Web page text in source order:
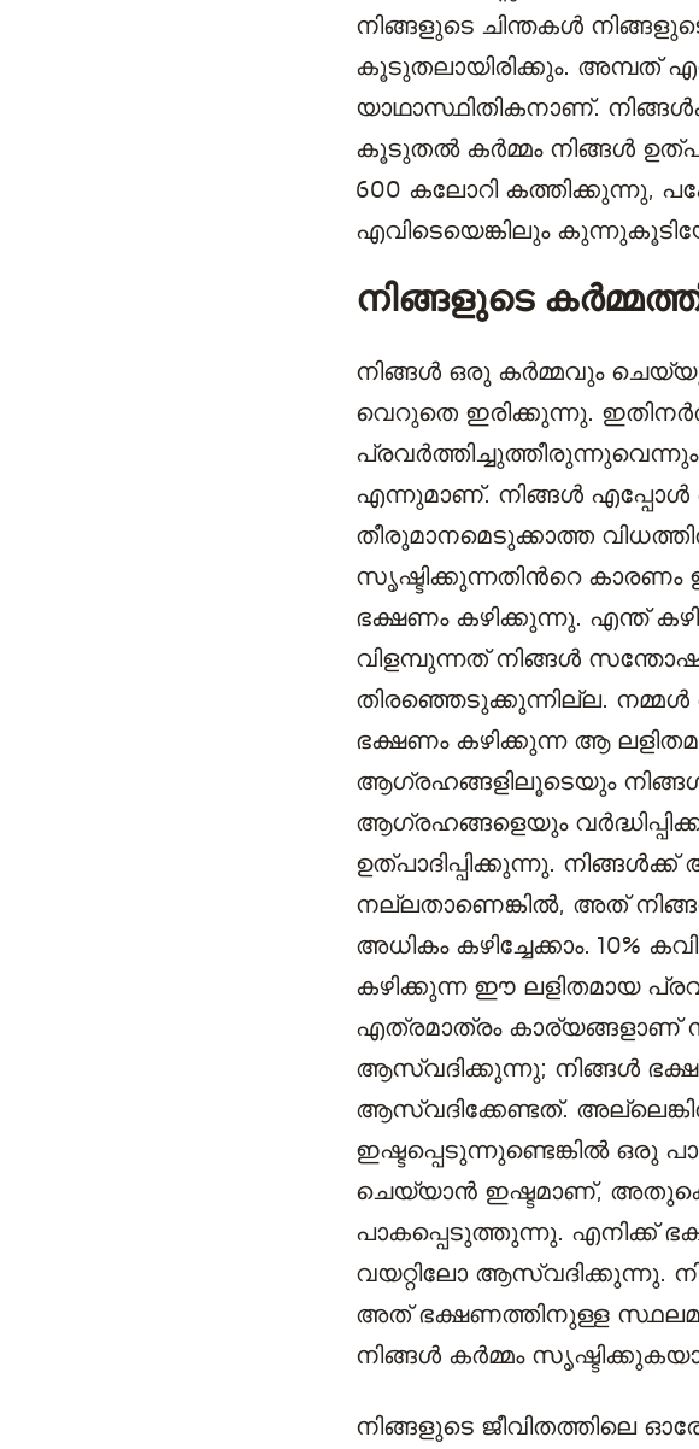
നിങ്ങളുടെ ചിന്തകൾ
കൂടുതലായിരിക്കും. അമ്പത്
യാഥാസ്ഥിതികനാണ്.
കൂടുതൽ കർമ്മം നിങ്ങൾ
600 കലോറി കത്തിക്കുന്നു,
എവിടെയെങ്കിലും
നിങ്ങളുടെ
നിങ്ങൾ ഒരു കർമ്മവും
വെറുതെ ഇരിക്കുന്നു.
എന്നുമാണ്. നിങ്ങൾ എപ്പോൾ
തീരുമാനമെടുക്കാത്ത
സൃഷ്ടിക്കുന്നതിൻറെ
ഭക്ഷണം കഴിക്കുന്നു. എന്ത്
വിളമ്പുന്നത് നിങ്ങൾ
തിരഞ്ഞെടുക്കുന്നില്ല.
ഭക്ഷണം കഴിക്കുന്ന ആ
ആഗ്രഹങ്ങളിലൂടെയും
ആഗ്രഹങ്ങളെയും
ഉത്പാദിപ്പിക്കുന്നു.
നല്ലതാണെങ്കിൽ, അത്
അധികം കഴിച്ചേക്കാം. 10%
കഴിക്കുന്ന ഈ ലളിതമായ
എത്രമാത്രം കാര്യങ്ങളാണ്
ആസ്വദിക്കുന്നു; നിങ്ങൾ
ആസ്വദിക്കേണ്ടത്.
ഇഷ്ടപ്പെടുന്നുണ്ടെങ്കിൽ ഒരു
ചെയ്യാൻ ഇഷ്ടമാണ്,
പാകപ്പെടുത്തുന്നു. എനിക്ക്
വയറ്റിലോ ആസ്വദിക്കുന്നു.
അത് ഭക്ഷണത്തിനുള്ള
നിങ്ങൾ കർമ്മം
നിങ്ങളുടെ ജീവിതത്തിലെ